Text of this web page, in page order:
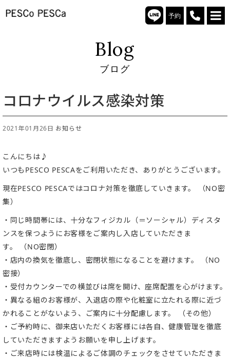
予約
Blog
ブログ
コロナウイルス感染対策
2021年01月26日 お知らせ
こんにちは♪
いつもPESCO PESCAをご利用いただき、ありがとうございます。
現在PESCO PESCAではコロナ対策を徹底していきます。 （NO密
集）
・同じ時間帯には、十分なフィジカル（＝ソーシャル）ディスタ
ンスを保つようにお客様をご案内し入店していただきま
す。 （NO密閉）
・店内の換気を徹底し、密閉状態になることを避けます。 （NO
密接）
・受付カウンターでの横並びは席を開け、座席配置を心がけます。
・異なる組のお客様が、入退店の際や化粧室に立たれる際に近づ
かれることがないよう、ご案内に十分配慮します。 （その他）
・ご予約時に、御来店いただくお客様には各自、健康管理を徹底
していただきますようお願いを申し上げます。
・ご来店時には検温によるご体調のチェックをさせていただきま